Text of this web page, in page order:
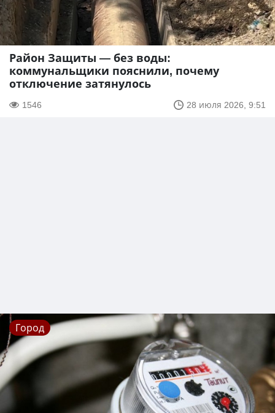
Район Защиты — без воды:
коммунальщики пояснили, почему
отключение затянулось
1546 28 июля 2026, 9:51
Город